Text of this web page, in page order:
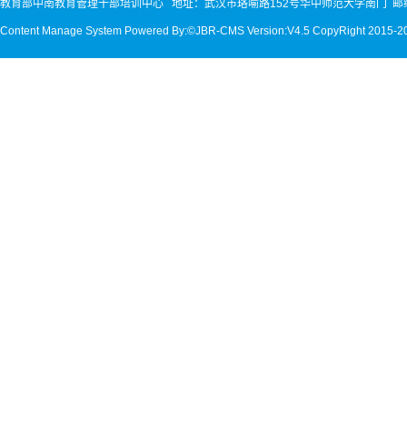
教育部中南教育管理干部培训中心 地址：武汉市珞喻路152号华中师范大学南门 邮
Content Manage System Powered By:©JBR-CMS Version:V4.5 CopyRight 2015-